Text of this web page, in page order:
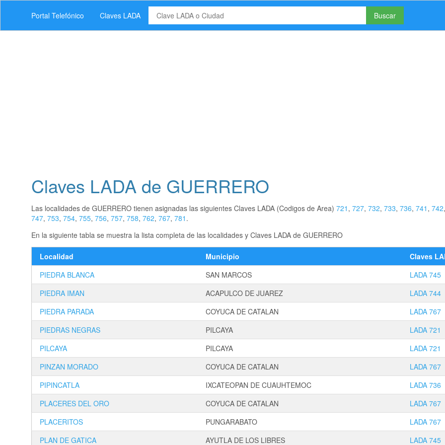
Portal Telefónico Claves LADA Buscar
Claves LADA de GUERRERO
Las localidades de GUERRERO tienen asignadas las siguientes Claves LADA (Codigos de Area) 721 , 727, 732, 733, 736, 741 , 742
747, 753, 754, 755, 756, 757, 758, 762, 767, 781 .
En la siguiente tabla se muestra la lista completa de las localidades y Claves LADA de GUERRERO
Localidad Municipio
Claves
PIEDRA BLANCA
SAN MARCOS
LADA 745
PIEDRA IMAN
ACAPULCO DE JUAREZ
LADA 744
PIEDRA PARADA
COYUCA DE CATALAN
LADA 767
PIEDRAS NEGRAS
PILCAYA
LADA 721
PILCAYA
PILCAYA
LADA 721
PINZAN MORADO
COYUCA DE CATALAN
LADA 767
PIPINCATLA
IXCATEOPAN DE CUAUHTEMOC
LADA 736
PLACERES DEL ORO
COYUCA DE CATALAN
LADA 767
PLACERITOS
PUNGARABATO
LADA 767
PLAN DE GATICA
AYUTLA DE LOS LIBRES LADA 745